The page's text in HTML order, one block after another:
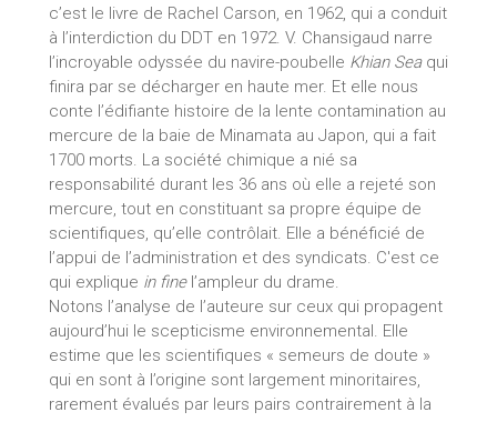
c’est le livre de Rachel Carson, en 1962, qui a conduit
à l’interdiction du DDT en 1972. V. Chansigaud narre
l’incroyable odyssée du navire-poubelle Khian Seaqui
finira par se décharger en haute mer. Et elle nous
conte l’édifiante histoire de la lente contamination au
mercure de la baie de Minamata au Japon, qui a fait
1700 morts. La société chimique a nié sa
responsabilité durant les 36 ans où elle a rejeté son
mercure, tout en constituant sa propre équipe de
scientifiques, qu’elle contrôlait. Elle a bénéficié de
l’appui de l’administration et des syndicats. C'est ce
qui explique in finel’ampleur du drame.
Notons l’analyse de l’auteure sur ceux qui propagent
aujourd’hui le scepticisme environnemental. Elle
estime que les scientifiques « semeurs de doute »
qui en sont à l’origine sont largement minoritaires,
rarement évalués par leurs pairs contrairement à la